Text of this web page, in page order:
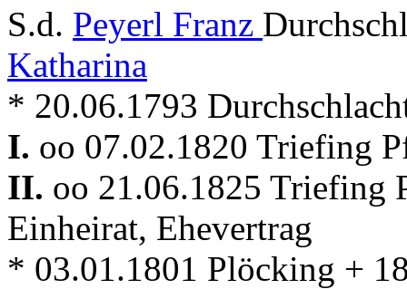
S.d. Peyerl Franz
Katharina
* 20.06.1793
I. oo 07.02.1820 Triefing
II. oo 21.06.1825 Triefing
Einheirat, Ehevertrag
* 03.01.1801 Plöcking +